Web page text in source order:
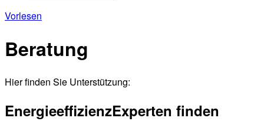
Vorlesen
Beratung
Hier finden Sie Unterstützung:
EnergieeffizienzExperten finden